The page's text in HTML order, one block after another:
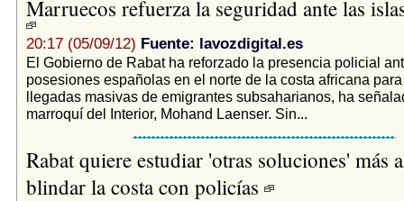
Marruecos refuerza la seguridad ante las
20:17 (05/09/12) Fuente: lavozdigital.es
El Gobierno de Rabat ha reforzado la presencia policial
posesiones españolas en el norte de la costa africana
llegadas masivas de emigrantes subsaharianos, ha
marroquí del Interior, Mohand Laenser. Sin...
Rabat quiere estudiar 'otras soluciones' más
blindar la costa con policías